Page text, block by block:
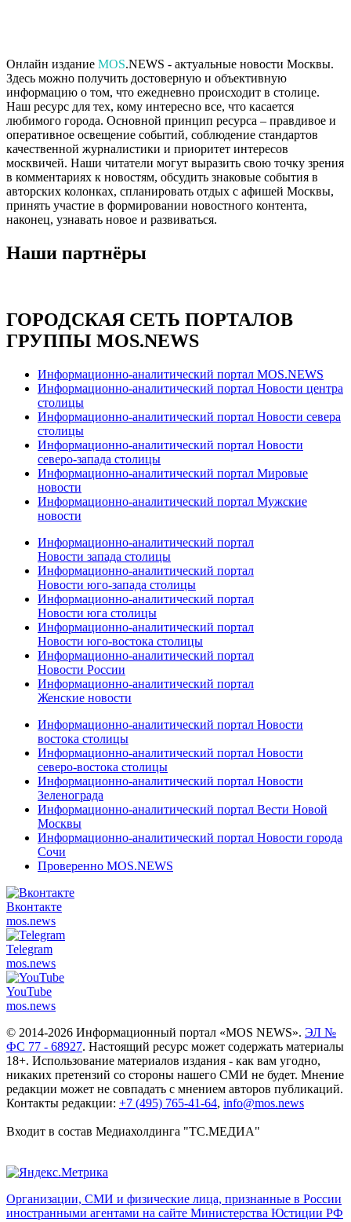
Онлайн издание MOS.NEWS - актуальные новости Москвы.
Здесь можно получить достоверную и объективную
информацию о том, что ежедневно происходит в столице.
Наш ресурс для тех, кому интересно все, что касается
любимого города. Основной принцип ресурса – правдивое и
оперативное освещение событий, соблюдение стандартов
качественной журналистики и приоритет интересов
москвичей. Наши читатели могут выразить свою точку зрения
в комментариях к новостям, обсудить знаковые события в
авторских колонках, спланировать отдых с афишей Москвы,
принять участие в формировании новостного контента,
наконец, узнавать новое и развиваться.
Наши партнёры
ГОРОДСКАЯ СЕТЬ ПОРТАЛОВ
ГРУППЫ MOS.NEWS
Информационно-аналитический портал MOS.NEWS
Информационно-аналитический портал Новости центра
столицы
Информационно-аналитический портал Новости севера
столицы
Информационно-аналитический портал Новости
северо-запада столицы
Информационно-аналитический портал Мировые
новости
Информационно-аналитический портал Мужские
новости
Информационно-аналитический портал
Новости запада столицы
Информационно-аналитический портал
Новости юго-запада столицы
Информационно-аналитический портал
Новости юга столицы
Информационно-аналитический портал
Новости юго-востока столицы
Информационно-аналитический портал
Новости России
Информационно-аналитический портал
Женские новости
Информационно-аналитический портал Новости
востока столицы
Информационно-аналитический портал Новости
северо-востока столицы
Информационно-аналитический портал Новости
Зеленограда
Информационно-аналитический портал Вести Новой
Москвы
Информационно-аналитический портал Новости города
Сочи
Проверенно MOS.NEWS
Вконтакте
mos.news
Telegram
mos.news
YouTube
mos.news
© 2014-2026 Информационный портал «MOS NEWS». ЭЛ №
ФС 77 - 68927. Настоящий ресурс может содержать материалы
18+. Использование материалов издания - как вам угодно,
никаких претензий со стороны нашего СМИ не будет. Мнение
редакции может не совпадать с мнением авторов публикаций.
Контакты редакции: +7 (495) 765-41-64, info@mos.news
Входит в состав Медиахолдинга "ТС.МЕДИА"
Организации, СМИ и физические лица, признанные в России
иностранными агентами на сайте Министерства Юстиции РФ